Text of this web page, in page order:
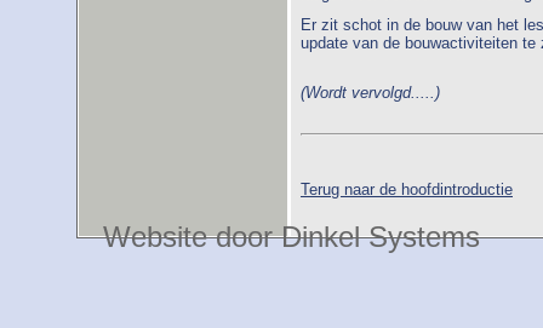
Er zit schot in de bouw van het
update van de bouwactiviteiten te
(Wordt vervolgd.....)
Terug naar de hoofdintroductie
Website door Dinkel Systems